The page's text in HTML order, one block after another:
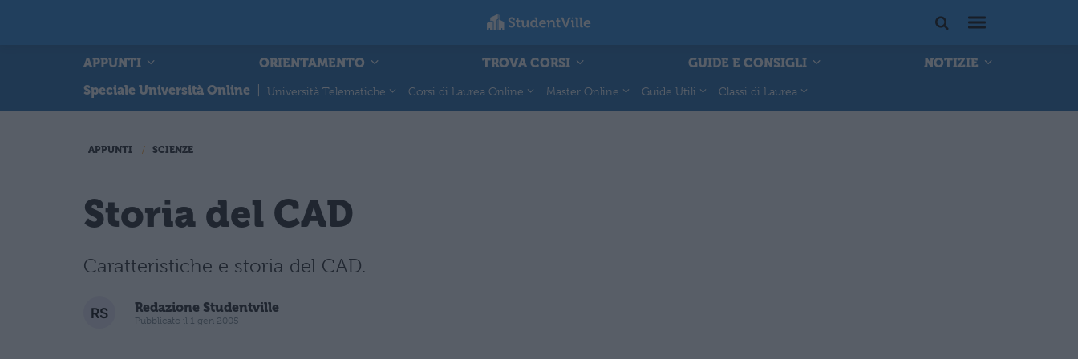
APPUNTI ORIENTAMENTO TROVA CORSI GUIDE E CONSIGLI
NOTIZIE
Speciale Università Online
Università Telematiche Corsi di Laurea Online Master Online Guide Utili Classi di Laurea
APPUNTI SCIENZE
Storia del CAD
Caratteristiche e storia del CAD.
Redazione Studentville
Pubblicato il 1 gen 2005